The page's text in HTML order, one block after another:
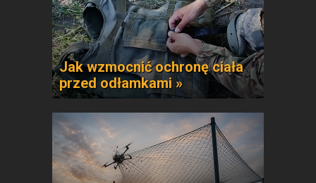
Jak wzmocnić ochronę ciała
przed odłamkami »